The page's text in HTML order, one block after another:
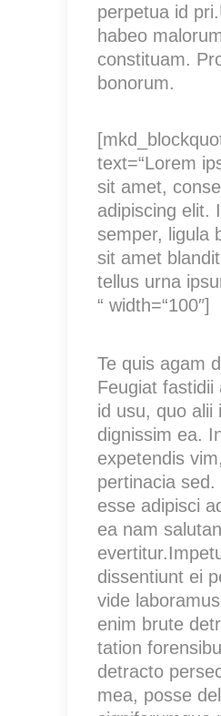
perpetua id
habeo
constituam.
bonorum.
text=“Lorem
sit amet,
adipiscing elit.
semper, ligula
sit amet
tellus urna
“ width=“100″]
Te quis agam
Feugiat fastidii
id usu, quo alii
dignissim ea.
expetendis
pertinacia sed.
esse adipisci
ea nam
dissentiunt ei
vide
enim brute
tation
detracto
mea, posse